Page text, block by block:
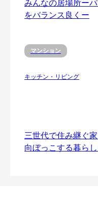
みんなの居場所ー
をバランス良くー
マンション
キッチン・リビング
三世代で住み継ぐ
向ぼっこする暮らし